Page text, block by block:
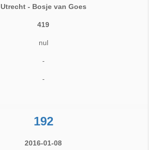
Utrecht - Bosje van Goes
419
nul
-
-
192
2016-01-08